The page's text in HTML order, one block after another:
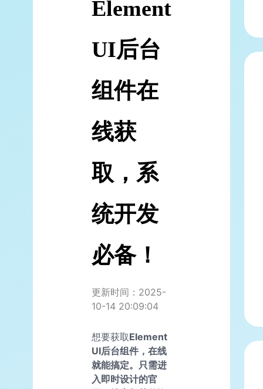
Element
UI后台
组件在
线获
取，系
统开发
必备！
更新时间：2025-
10-14 20:09:04
想要获取Element
UI后台组件，在线
就能搞定。只需进
入即时设计的官